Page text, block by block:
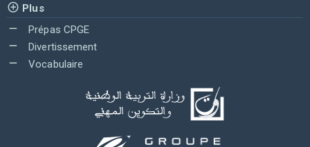
Plus
Prépas CPGE
Divertissement
Vocabulaire